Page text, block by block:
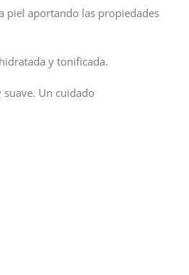
piel aportando las propiedades
y tonificada.
Un cuidado